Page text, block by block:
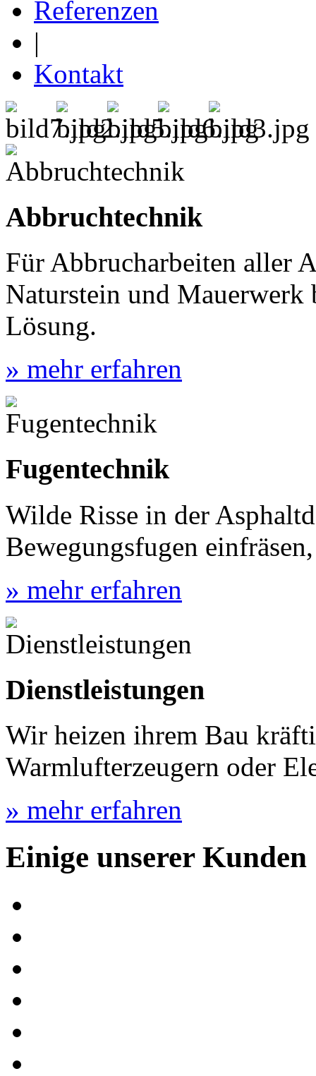
Referenzen
|
Kontakt
Abbruchtechnik
Für Abbrucharbeiten aller
Naturstein und
Lösung.
» mehr erfahren
Fugentechnik
Wilde Risse in der
Bewegungsfugen
» mehr erfahren
Dienstleistungen
Wir heizen ihrem Bau
Warmlufterzeugern oder
» mehr erfahren
Einige unserer Kunden